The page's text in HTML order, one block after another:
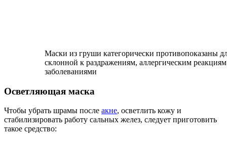
Маски из груши категорически противопоказаны
склонной к раздражениям, аллергическим
заболеваниями
Осветляющая маска
Чтобы убрать шрамы после акне, осветлить кожу и
стабилизировать работу сальных желез, следует приготовить
такое средство: